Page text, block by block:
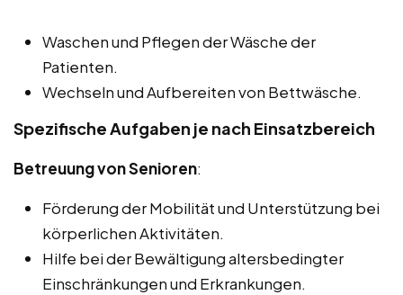
Waschen und Pflegen der Wäsche der
Patienten.
Wechseln und Aufbereiten von Bettwäsche.
Spezifische Aufgaben je nach Einsatzbereich
Betreuung von Senioren:
Förderung der Mobilität und Unterstützung bei
körperlichen Aktivitäten.
Hilfe bei der Bewältigung altersbedingter
Einschränkungen und Erkrankungen.